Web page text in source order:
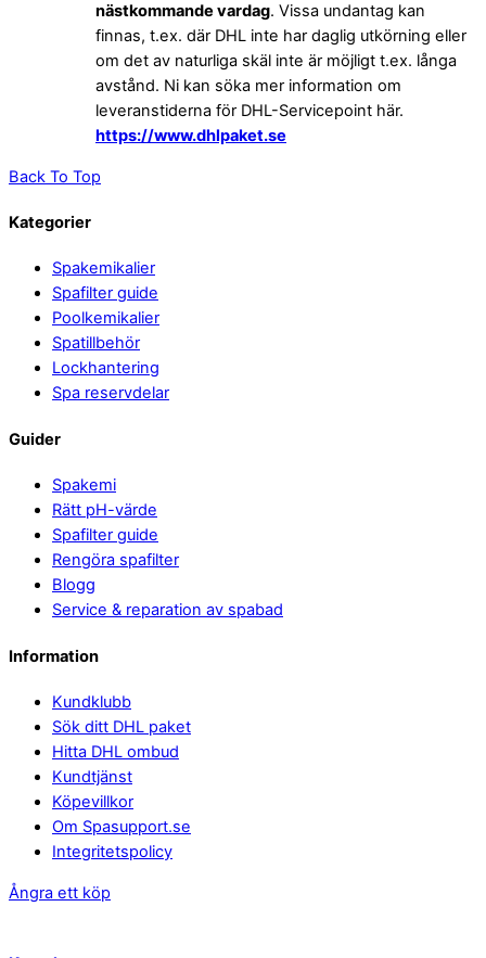
nästkommande vardag. Vissa undantag kan
finnas, t.ex. där DHL inte har daglig utkörning eller
om det av naturliga skäl inte är möjligt t.ex. långa
avstånd. Ni kan söka mer information om
leveranstiderna för DHL-Servicepoint här.
https://www.dhlpaket.se
Back To Top
Kategorier
Spakemikalier
Spafilter guide
Poolkemikalier
Spatillbehör
Lockhantering
Spa reservdelar
Guider
Spakemi
Rätt pH-värde
Spafilter guide
Rengöra spafilter
Blogg
Service & reparation av spabad
Information
Kundklubb
Sök ditt DHL paket
Hitta DHL ombud
Kundtjänst
Köpevillkor
Om Spasupport.se
Integritetspolicy
Ångra ett köp